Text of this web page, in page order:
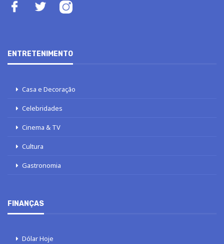
ENTRETENIMENTO
Casa e Decoração
Celebridades
Cinema & TV
Cultura
Gastronomia
FINANÇAS
Dólar Hoje